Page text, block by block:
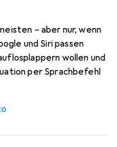
– aber nur, wenn
und Siri passen
wollen und
per Sprachbefehl